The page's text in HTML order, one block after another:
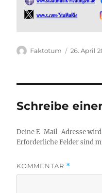
Autor
Faktotum 26. April
Schreibe
Deine E-Mail-Adresse
Erforderliche Felder sind
KOMMENTAR *